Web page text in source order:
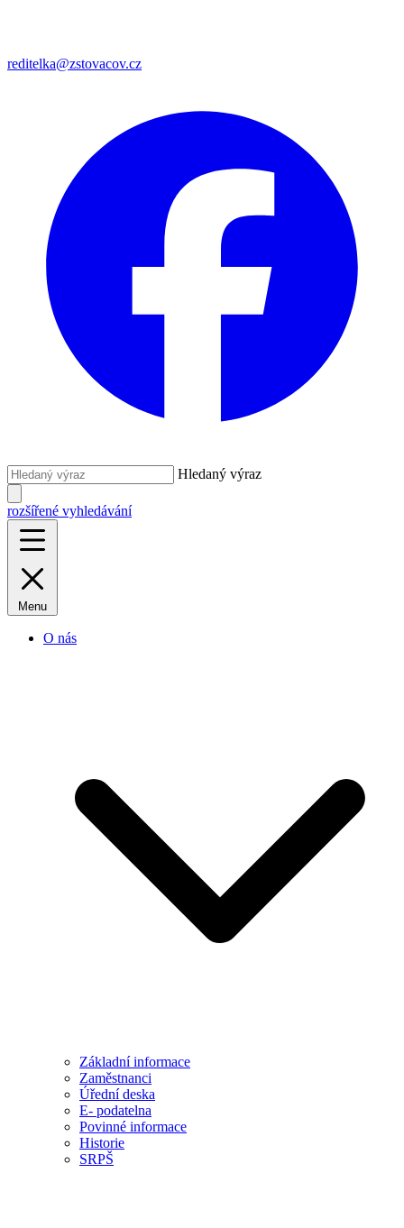
reditelka@zstovacov.cz
Hledaný výraz
rozšířené vyhledávání
Menu
O nás
Základní informace
Zaměstnanci
Úřední deska
E- podatelna
Povinné informace
Historie
SRPŠ